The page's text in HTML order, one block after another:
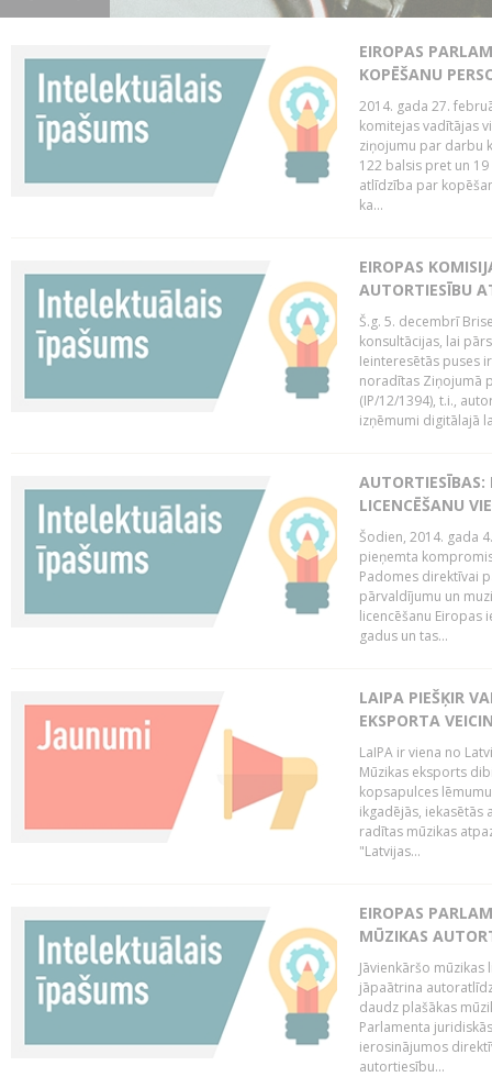
EIROPAS
KOPĒŠANU
2014. gada 27.
komitejas vadītājas
ziņojumu par darbu
122 balsis pret un
atlīdzība par
ka...
EIROPAS
AUTORTIESĪBU
Š.g. 5. decembrī
konsultācijas, lai
Ieinteresētās puses
noradītas Ziņojumā
(IP/12/1394), t.i.,
izņēmumi digitālajā
AUTORTIESĪBAS:
LICENCĒŠANU
Šodien, 2014. gada
pieņemta
Padomes direktīvai
pārvaldījumu un
licencēšanu Eiropas
gadus un tas...
LAIPA PIEŠĶIR
EKSPORTA
LaIPA ir viena no
Mūzikas eksports
kopsapulces
ikgadējās, iekasētās
radītas mūzikas
"Latvijas...
EIROPAS
MŪZIKAS
Jāvienkāršo
jāpaātrina
daudz plašākas
Parlamenta
ierosinājumos
autortiesību...